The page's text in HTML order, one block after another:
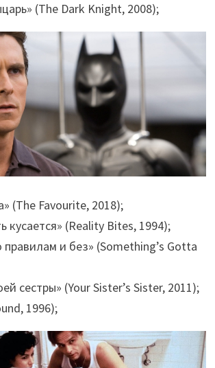
(The Dark Knight, 2008);
(The Favourite, 2018);
кусается» (Reality Bites, 1994);
и без» (Something’s Gotta
сестры» (Your Sister’s Sister, 2011);
1996);